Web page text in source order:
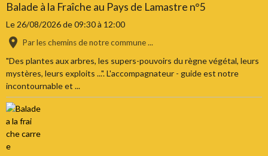
Balade à la Fraîche au Pays de Lamastre n°5
Le 26/08/2026de 09:30à 12:00
Par les chemins de notre commune ...
"Des plantes aux arbres, les supers-pouvoirs du règne végétal, leurs
mystères, leurs exploits ...". L'accompagnateur - guide est notre
incontournable et ...